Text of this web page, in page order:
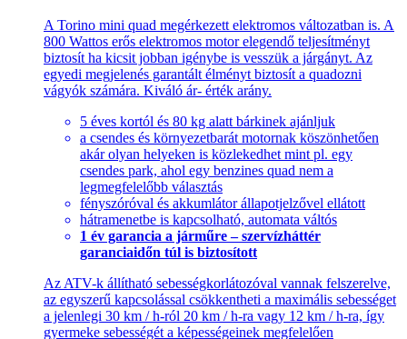
A Torino mini quad megérkezett elektromos változatban is. A
800 Wattos erős elektromos motor elegendő teljesítményt
biztosít ha kicsit jobban igénybe is vesszük a járgányt. Az
egyedi megjelenés garantált élményt biztosít a quadozni
vágyók számára. Kiváló ár- érték arány.
5 éves kortól és 80 kg alatt bárkinek ajánljuk
a csendes és környezetbarát motornak köszönhetően
akár olyan helyeken is közlekedhet mint pl. egy
csendes park, ahol egy benzines quad nem a
legmegfelelőbb választás
fényszóróval és akkumlátor állapotjelzővel ellátott
hátramenetbe is kapcsolható, automata váltós
1 év garancia a járműre – szervízháttér
garanciaidőn túl is biztosított
Az ATV-k állítható sebességkorlátozóval vannak felszerelve,
az egyszerű kapcsolással csökkentheti a maximális sebességet
a jelenlegi 30 km / h-ról 20 km / h-ra vagy 12 km / h-ra, így
gyermeke sebességét a képességeinek megfelelően